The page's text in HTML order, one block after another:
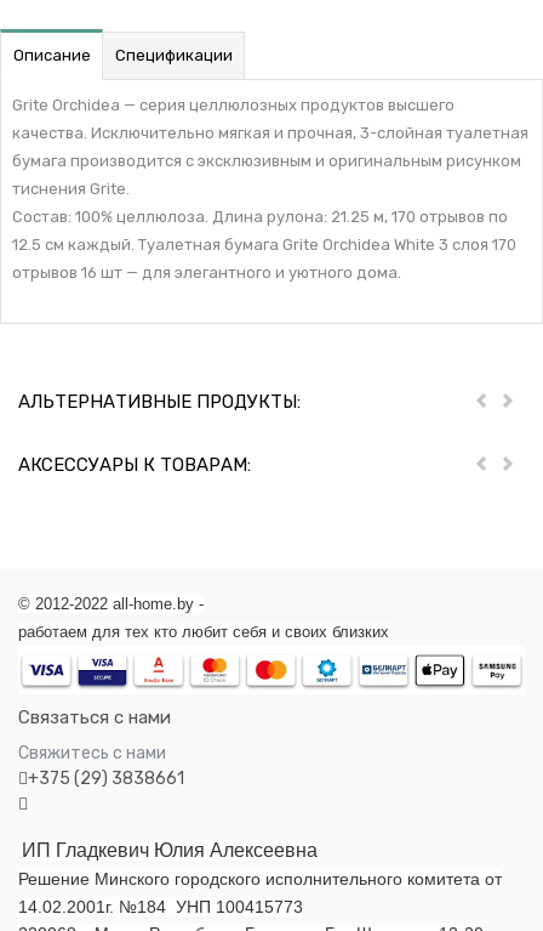
Описание Спецификации
Grite Orchidea — серия целлюлозных продуктов высшего
качества. Исключительно мягкая и прочная, 3-слойная туалетная
бумага производится с эксклюзивным и оригинальным рисунком
тиснения Grite.
Состав: 100% целлюлоза. Длина рулона: 21.25 м, 170 отрывов по
12.5 см каждый. Туалетная бумага Grite Orchidea White 3 слоя 170
отрывов 16 шт — для элегантного и уютного дома.
АЛЬТЕРНАТИВНЫЕ ПРОДУКТЫ: Пред
АКСЕССУАРЫ К ТОВАРАМ: Пред
© 2012-2022 all-home.by -
работаем для тех кто любит себя и своих близких
Связаться с нами
Свяжитесь с нами
+375 (29) 3838661
ИП Гладкевич Юлия Алексеевна
Решение Минского городского исполнительного комитета от
14.02.2001г. №184 УНП 100415773